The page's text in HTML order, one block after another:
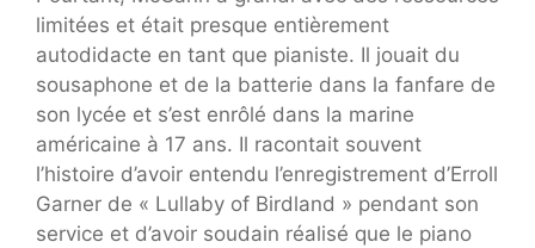
limitées et était presque entièrement
autodidacte en tant que pianiste. Il jouait du
sousaphone et de la batterie dans la fanfare de
son lycée et s’est enrôlé dans la marine
américaine à 17 ans. Il racontait souvent
l’histoire d’avoir entendu l’enregistrement d’Erroll
Garner de « Lullaby of Birdland » pendant son
service et d’avoir soudain réalisé que le piano